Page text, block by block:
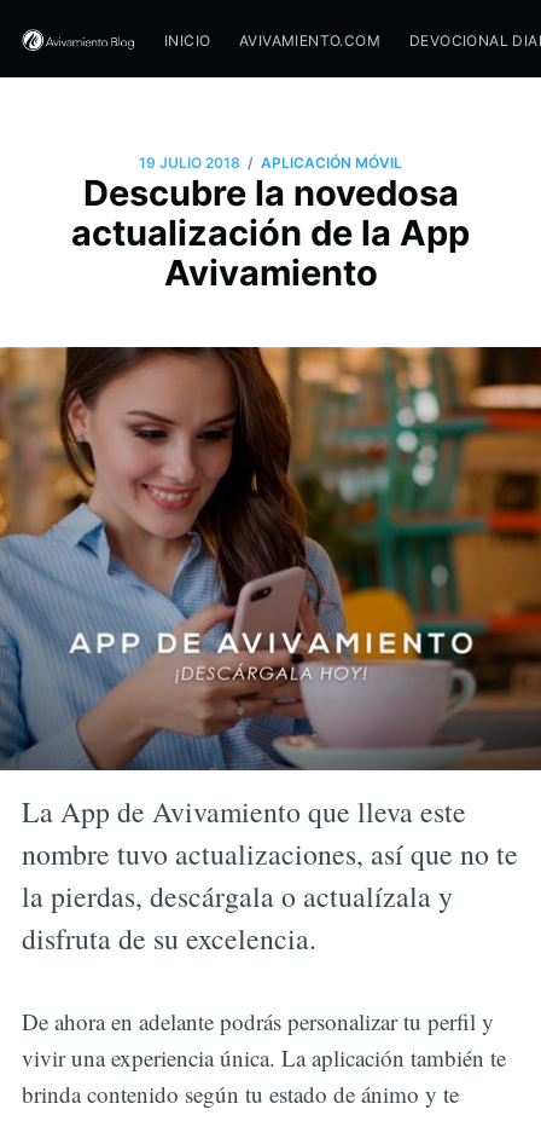
INICIO AVIVAMIENTO.COM DEVOCIONAL
19 JULIO 2018 / APLICACIÓN MÓVIL
Descubre la novedosa
actualización de la App
Avivamiento
La App de Avivamiento que lleva este
nombre tuvo actualizaciones, así que no te
la pierdas, descárgala o actualízala y
disfruta de su excelencia.
De ahora en adelante podrás personalizar tu perfil y
vivir una experiencia única. La aplicación también te
brinda contenido según tu estado de ánimo y te